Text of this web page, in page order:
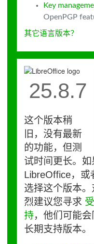
Key
OpenPGP
其它语言版本？
25.8.7
这个版本稍
旧，没有最新
的功能，但测
试时间更长。
LibreOffice，或
选择这个版本
烈建议您寻求
持，他们可能
长期支持版本。